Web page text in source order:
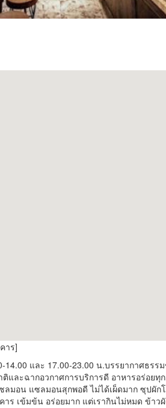
าร]
และ 17.00-23.00 น.บรรยากาศธรร
และฉากอวกาศการบริการดี อาหารอร่อยทุ
มอน แซลมอนสุกพอดี ไม่ได้เผ็ดมาก ซุปผั
ร เข้มข้น อร่อยมาก แต่เรากินไม่หมด ข้าว